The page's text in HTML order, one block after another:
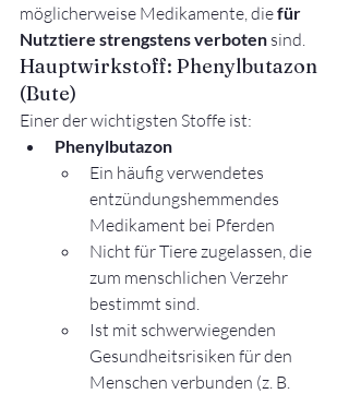
möglicherweise Medikamente, die für
Nutztiere strengstens verboten sind.
Hauptwirkstoff: Phenylbutazon
(Bute)
Einer der wichtigsten Stoffe ist:
Phenylbutazon
Ein häufig verwendetes
entzündungshemmendes
Medikament bei Pferden
Nicht für Tiere zugelassen, die
zum menschlichen Verzehr
bestimmt sind.
Ist mit schwerwiegenden
Gesundheitsrisiken für den
Menschen verbunden (z. B.